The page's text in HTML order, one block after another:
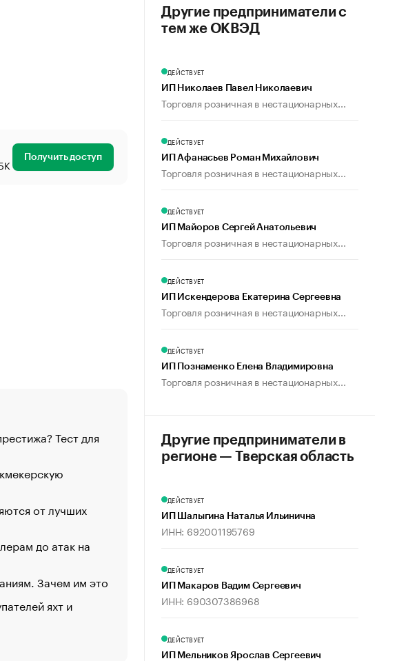
Получить доступ
Тест для
от лучших
до атак на
Зачем им это
яхт и
«От спорта тело стареет иначе». Как живет глава
создавшей GTA
Функции менеджмента: пять ключевых основ
управления
Стресс обеспеченных людей: почему рост доходов
Другие предприниматели с
тем же ОКВЭД
ДЕЙСТВУЕТ
ИП Николаев Павел Николаевич
Торговля розничная в нестационарных...
ДЕЙСТВУЕТ
ИП Афанасьев Роман Михайлович
Торговля розничная в нестационарных...
ДЕЙСТВУЕТ
ИП Майоров Сергей Анатольевич
Торговля розничная в нестационарных...
ДЕЙСТВУЕТ
ИП Искендерова Екатерина Сергеевна
Торговля розничная в нестационарных...
ДЕЙСТВУЕТ
ИП Познаменко Елена Владимировна
Торговля розничная в нестационарных...
Другие предприниматели в
регионе — Тверская область
ДЕЙСТВУЕТ
ИП Шалыгина Наталья Ильинична
ИНН: 692001195769
ДЕЙСТВУЕТ
ИП Макаров Вадим Сергеевич
ИНН: 690307386968
ДЕЙСТВУЕТ
ИП Мельников Ярослав Сергеевич